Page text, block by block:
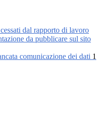
dal rapporto di lavoro
da pubblicare sul sito
comunicazione dei dati 1